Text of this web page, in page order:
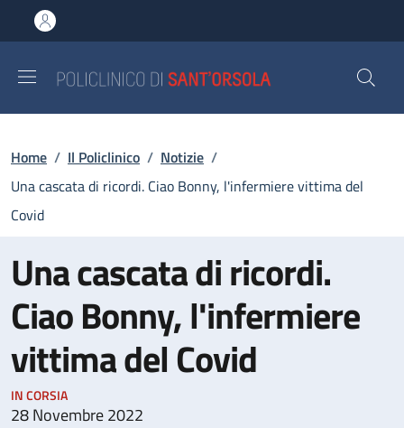
al contenuto principale
to footer content
Briciole di pane
Home / Il Policlinico / Notizie /
Una cascata di ricordi. Ciao Bonny, l'infermiere vittima del
Covid
Una cascata di ricordi.
Ciao Bonny, l'infermiere
vittima del Covid
IN CORSIA
28 Novembre 2022